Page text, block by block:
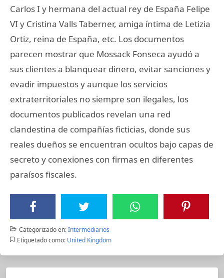
Carlos I y hermana del actual rey de España Felipe
VI y Cristina Valls Taberner, amiga íntima de Letizia
Ortiz, reina de España, etc. Los documentos
parecen mostrar que Mossack Fonseca ayudó a
sus clientes a blanquear dinero, evitar sanciones y
evadir impuestos y aunque los servicios
extraterritoriales no siempre son ilegales, los
documentos publicados revelan una red
clandestina de compañías ficticias, donde sus
reales dueños se encuentran ocultos bajo capas de
secreto y conexiones con firmas en diferentes
paraísos fiscales.
Categorizado en:Intermediarios
Etiquetado como: United Kingdom